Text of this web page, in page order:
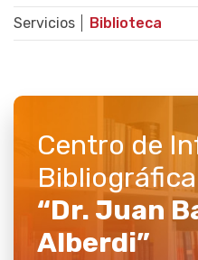
Servicios Biblioteca
Centro de
Bibliográfica
“Dr. Juan
Alberdi”